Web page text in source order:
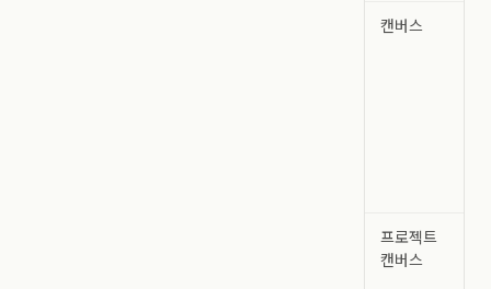
캔버스
프로젝트
캔버스